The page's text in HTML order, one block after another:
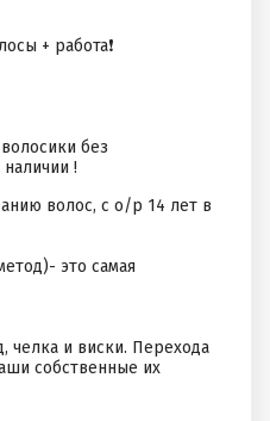
+ работа❗
без
!
волос, с о/р 14 лет в
это самая
челка и виски. Перехода
собственные их